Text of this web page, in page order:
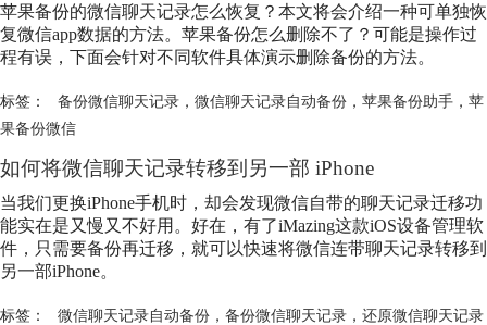
苹果备份的微信聊天记录怎么恢复？本文将会介绍一种可单独恢
复微信app数据的方法。苹果备份怎么删除不了？可能是操作过
程有误，下面会针对不同软件具体演示删除备份的方法。
标签： 备份微信聊天记录， 微信聊天记录自动备份， 苹果备份助手， 苹
果备份微信
如何将微信聊天记录转移到另一部 iPhone
当我们更换iPhone手机时，却会发现微信自带的聊天记录迁移功
能实在是又慢又不好用。好在，有了iMazing这款iOS设备管理软
件，只需要备份再迁移，就可以快速将微信连带聊天记录转移到
另一部iPhone。
标签： 微信聊天记录自动备份， 备份微信聊天记录， 还原微信聊天记录